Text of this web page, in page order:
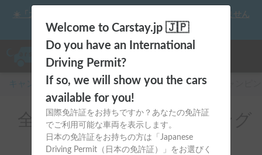
Welcome to Carstay.jp 🇯🇵
Do you have an International
Driving Permit?
If so, we will show you the cars
available for you!
国際免許証をお持ちですか？あなたの免許証
でご利用可能な車両を表示します。
日本の免許証をお持ちの方は「Japanese
Driving Permit（日本の免許証）」をお選びく
☀️「大曲の花火」をキャンピングカーで最高の思い出にしません
か？
キャンピングカー・車中泊スポット予約はCarstay
全国のレンタルキャンピング
カー